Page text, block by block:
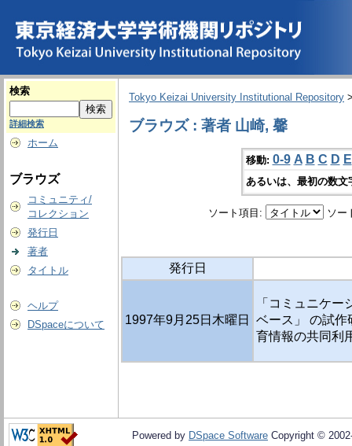
検索
詳細検索
ホーム
ブラウズ
コミュニティ/
コレクション
発行日
著者
タイトル
ヘルプ
DSpaceについて
Tokyo Keizai University Institutional Repository
ブラウズ : 著者 山崎, 馨
移動: 0-9 A B C D E
あるいは、最初の数
ソート項目: ソー
発行日
1997年9月25日木曜日
「コミュニケ
ベース」 の試作
育情報の共同利
Powered by DSpace Software Copyright ©